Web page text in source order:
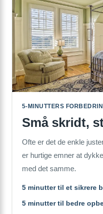
5-MINUTTERS
Små skridt,
Ofte er det de enkle
er hurtige emner at
med det samme.
5 minutter til et sikrere
5 minutter til bedre